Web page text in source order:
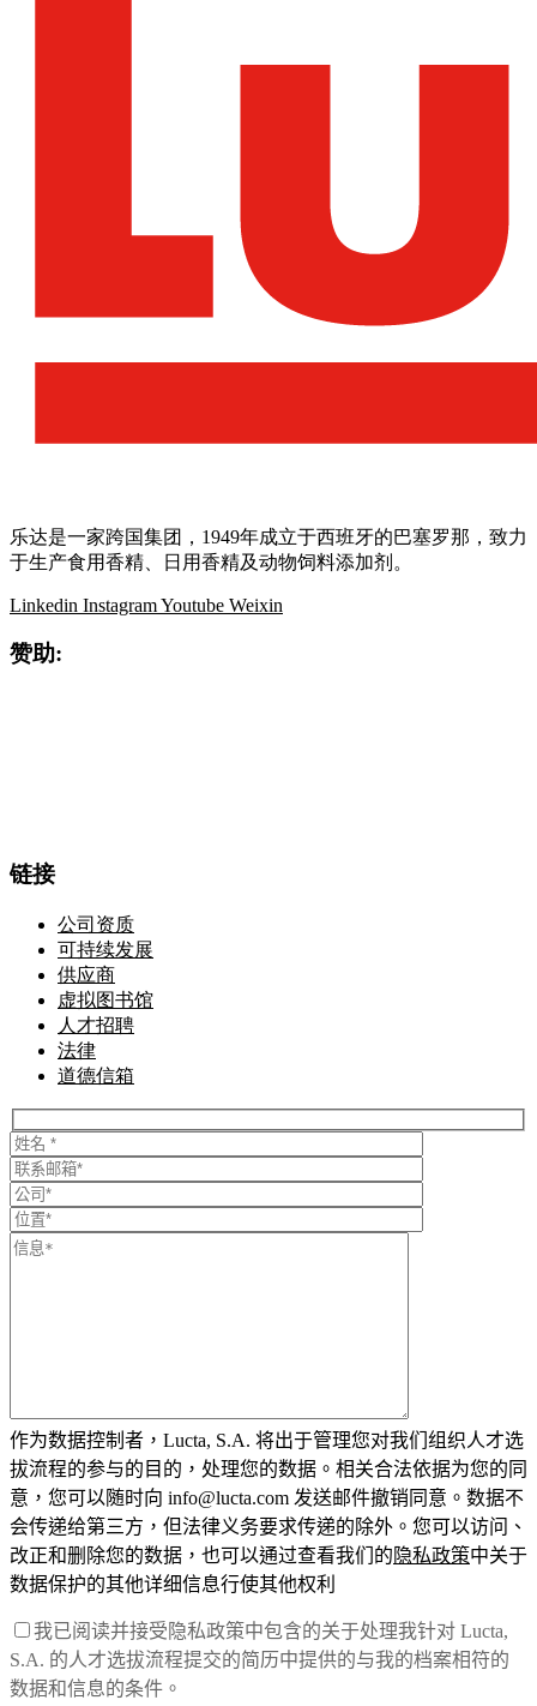
乐达是一家跨国集团，1949年成立于西班牙的巴塞罗那，致力
于生产食用香精、日用香精及动物饲料添加剂。
Linkedin InstagramYoutube Weixin
赞助:
链接
公司资质
可持续发展
供应商
虚拟图书馆
人才招聘
法律
道德信箱
作为数据控制者，Lucta, S.A. 将出于管理您对我们组织人才选
拔流程的参与的目的，处理您的数据。相关合法依据为您的同
意，您可以随时向 info@lucta.com 发送邮件撤销同意。数据不
会传递给第三方，但法律义务要求传递的除外。您可以访问、
改正和删除您的数据，也可以通过查看我们的 隐私政策中关于
数据保护的其他详细信息行使其他权利
我已阅读并接受隐私政策中包含的关于处理我针对 Lucta,
S.A. 的人才选拔流程提交的简历中提供的与我的档案相符的
数据和信息的条件。